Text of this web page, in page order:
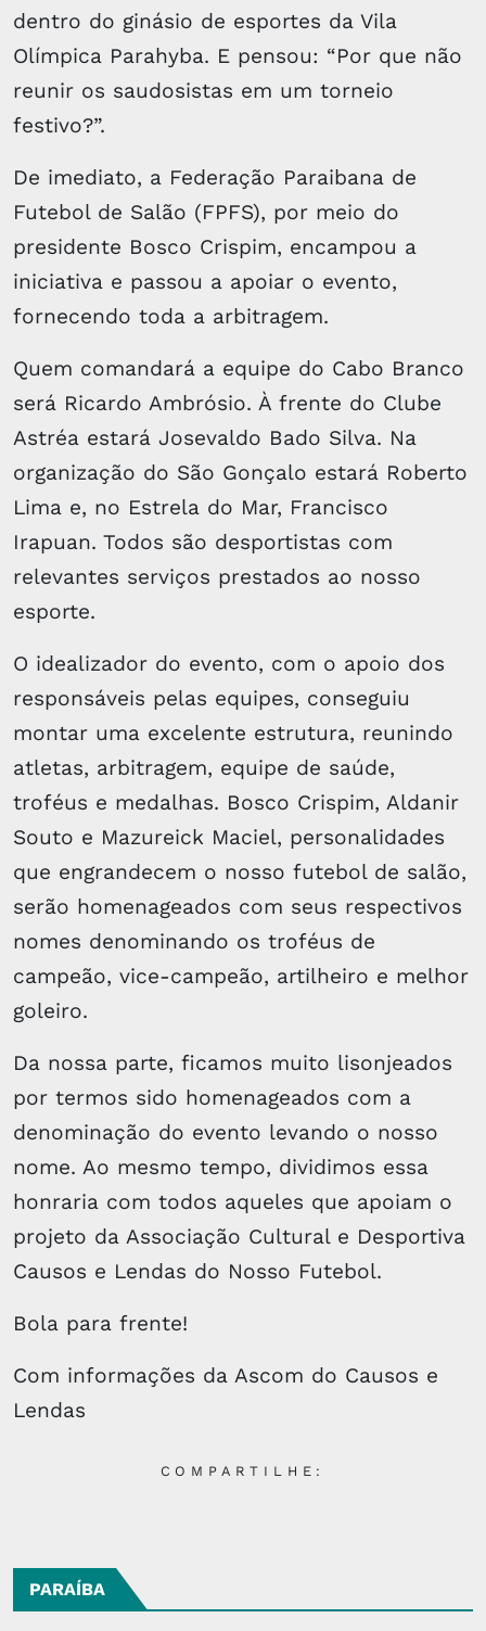
dentro do ginásio de esportes da Vila
Olímpica Parahyba. E pensou: “Por que não
reunir os saudosistas em um torneio
festivo?”.
De imediato, a Federação Paraibana de
Futebol de Salão (FPFS), por meio do
presidente Bosco Crispim, encampou a
iniciativa e passou a apoiar o evento,
fornecendo toda a arbitragem.
Quem comandará a equipe do Cabo Branco
será Ricardo Ambrósio. À frente do Clube
Astréa estará Josevaldo Bado Silva. Na
organização do São Gonçalo estará Roberto
Lima e, no Estrela do Mar, Francisco
Irapuan. Todos são desportistas com
relevantes serviços prestados ao nosso
esporte.
O idealizador do evento, com o apoio dos
responsáveis pelas equipes, conseguiu
montar uma excelente estrutura, reunindo
atletas, arbitragem, equipe de saúde,
troféus e medalhas. Bosco Crispim, Aldanir
Souto e Mazureick Maciel, personalidades
que engrandecem o nosso futebol de salão,
serão homenageados com seus respectivos
nomes denominando os troféus de
campeão, vice-campeão, artilheiro e melhor
goleiro.
Da nossa parte, ficamos muito lisonjeados
por termos sido homenageados com a
denominação do evento levando o nosso
nome. Ao mesmo tempo, dividimos essa
honraria com todos aqueles que apoiam o
projeto da Associação Cultural e Desportiva
Causos e Lendas do Nosso Futebol.
Bola para frente!
Com informações da Ascom do Causos e
Lendas
COMPARTILHE:
PARAÍBA